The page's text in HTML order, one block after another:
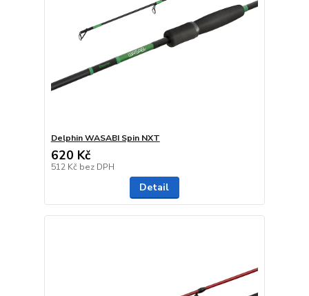
Delphin WASABI Spin NXT
620 Kč
512 Kč bez DPH
Detail